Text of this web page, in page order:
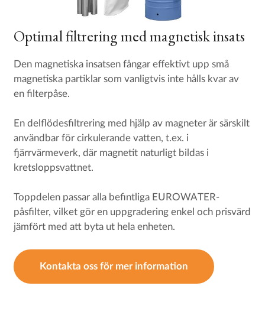
Optimal filtrering med magnetisk insats
Den magnetiska insatsen fångar effektivt upp små
magnetiska partiklar som vanligtvis inte hålls kvar av
en filterpåse.
En delflödesfiltrering med hjälp av magneter är särskilt
användbar för cirkulerande vatten, t.ex. i
fjärrvärmeverk, där magnetit naturligt bildas i
kretsloppsvattnet.
Toppdelen passar alla befintliga EUROWATER-
påsfilter, vilket gör en uppgradering enkel och prisvärd
jämfört med att byta ut hela enheten.
Kontakta oss för mer information